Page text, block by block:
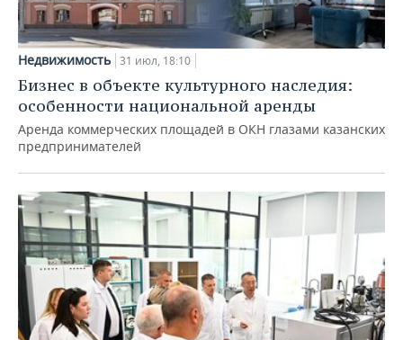
Недвижимость 31 июл, 18:10
Бизнес в объекте культурного наследия:
особенности национальной аренды
Аренда коммерческих площадей в ОКН глазами казанских
предпринимателей